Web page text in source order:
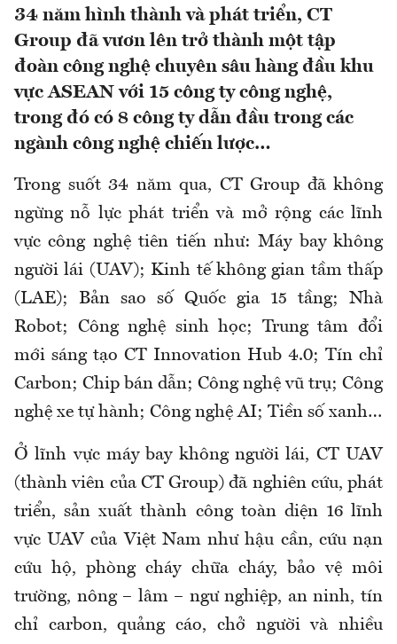
34 năm hình thành và phát triển, CT
Group đã vươn lên trở thành một tập
đoàn công nghệ chuyên sâu hàng đầu khu
vực ASEAN với 15 công ty công nghệ,
trong đó có 8 công ty dẫn đầu trong các
ngành công nghệ chiến lược…
Trong suốt 34 năm qua, CT Group đã không
ngừng nỗ lực phát triển và mở rộng các lĩnh
vực công nghệ tiên tiến như: Máy bay không
người lái (UAV); Kinh tế không gian tầm thấp
(LAE); Bản sao số Quốc gia 15 tầng; Nhà
Robot; Công nghệ sinh học; Trung tâm đổi
mới sáng tạo CT Innovation Hub 4.0; Tín chỉ
Carbon; Chip bán dẫn; Công nghệ vũ trụ; Công
nghệ xe tự hành; Công nghệ AI; Tiền số xanh…
Ở lĩnh vực máy bay không người lái, CT UAV
(thành viên của CT Group) đã nghiên cứu, phát
triển, sản xuất thành công toàn diện 16 lĩnh
vực UAV của Việt Nam như hậu cần, cứu nạn
cứu hộ, phòng cháy chữa cháy, bảo vệ môi
trường, nông – lâm – ngư nghiệp, an ninh, tín
chỉ carbon, quảng cáo, chở người và nhiều